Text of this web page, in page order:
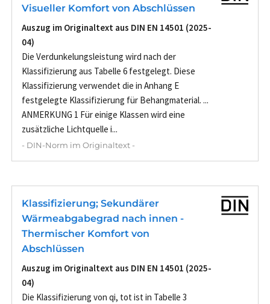
Visueller Komfort von Abschlüssen
Auszug im Originaltext aus DIN EN 14501 (2025-
04)
Die Verdunkelungsleistung wird nach der
Klassifizierung aus Tabelle 6 festgelegt. Diese
Klassifizierung verwendet die in Anhang E
festgelegte Klassifizierung für Behangmaterial. ...
ANMERKUNG 1 Für einige Klassen wird eine
zusätzliche Lichtquelle i...
- DIN-Norm im Originaltext -
Klassifizierung; Sekundärer
Wärmeabgabegrad nach innen -
Thermischer Komfort von
Abschlüssen
Auszug im Originaltext aus DIN EN 14501 (2025-
04)
Die Klassifizierung von qi, tot ist in Tabelle 3